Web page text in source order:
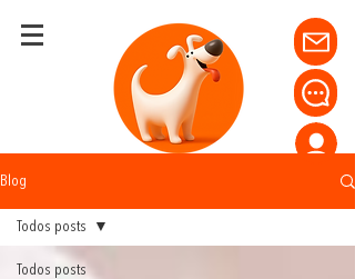
Blog
Todos posts
Todos posts